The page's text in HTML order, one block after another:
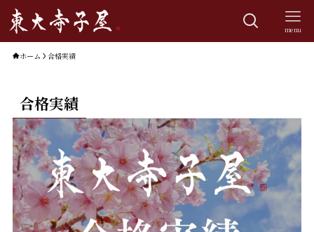
menu
ホーム 合格実績
合格実績